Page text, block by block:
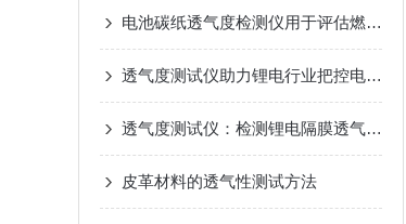
电池碳纸透气度检测仪用于评估燃料电池碳纸材料的透气性能
透气度测试仪助力锂电行业把控电池隔膜质量
透气度测试仪：检测锂电隔膜透气率 助力电池行业发展
皮革材料的透气性测试方法